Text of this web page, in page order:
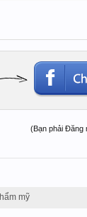
(Bạn phải Đăng
mỹ